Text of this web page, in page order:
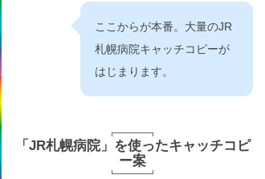
ここからが本番。大量のJR
札幌病院キャッチコピーが
はじまります。
「JR札幌病院」を使ったキャッチコピ
ー案